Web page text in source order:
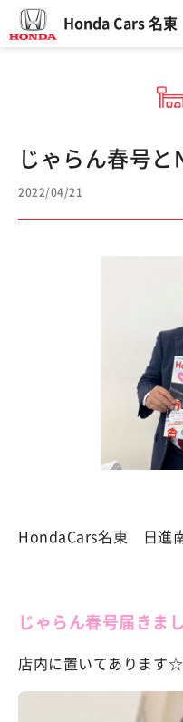
Honda Cars 名東
じゃらん春号
2022/04/21
HondaCars名東 日進
じゃらん春号届きま
店内に置いてあります☆